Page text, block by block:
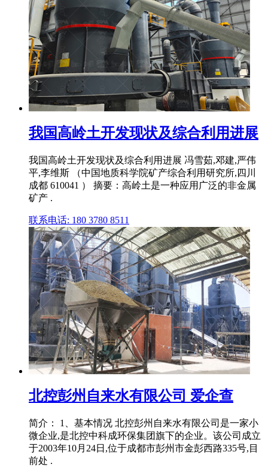
我国高岭土开发现状及综合利用进展
我国高岭土开发现状及综合利用进展 冯雪茹,邓建,严伟
平,李维斯 （中国地质科学院矿产综合利用研究所,四川
成都 610041 ） 摘要：高岭土是一种应用广泛的非金属
矿产 .
联系电话: 180 3780 8511
北控彭州自来水有限公司 爱企查
简介： 1、基本情况 北控彭州自来水有限公司是一家小
微企业,是北控中科成环保集团旗下的企业。该公司成立
于2003年10月24日,位于成都市彭州市金彭西路335号,目
前处 .